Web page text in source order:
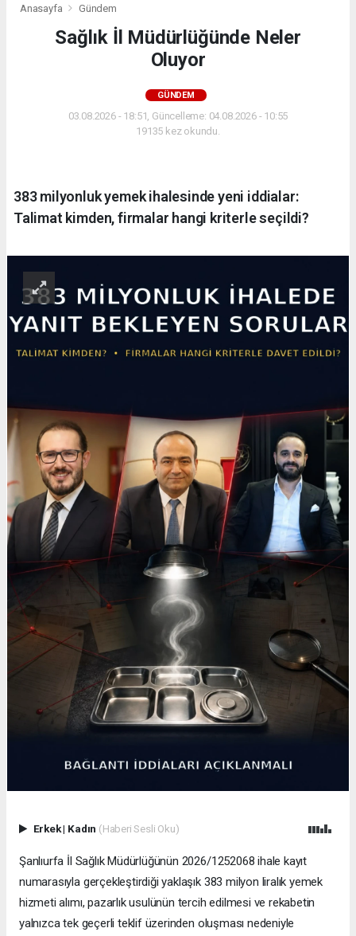
Anasayfa Gündem
Sağlık İl Müdürlüğünde Neler
Oluyor
GÜNDEM
03.08.2026 - 18:51, Güncelleme: 04.08.2026 - 10:55
19135 kez okundu.
383 milyonluk yemek ihalesinde yeni iddialar:
Talimat kimden, firmalar hangi kriterle seçildi?
Erkek| Kadın (Haberi Sesli Oku)
Şanlıurfa İl Sağlık Müdürlüğünün 2026/1252068 ihale kayıt
numarasıyla gerçekleştirdiği yaklaşık 383 milyon liralık yemek
hizmeti alımı, pazarlık usulünün tercih edilmesi ve rekabetin
yalnızca tek geçerli teklif üzerinden oluşması nedeniyle